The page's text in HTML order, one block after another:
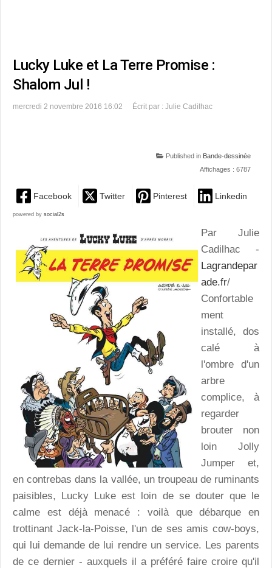
Lucky Luke et La Terre Promise :
Shalom Jul !
mercredi 2 novembre 2016 16:02 Écrit par : Julie Cadilhac
Published in Bande-dessinée
Affichages : 6787
Facebook Twitter Pinterest Linkedin
powered by social2s
Par Julie
Cadilhac -
Lagrandepar
ade.fr/
Confortable
ment
installé, dos
calé à
l'ombre d'un
arbre
complice, à
regarder
brouter non
loin Jolly
Jumper et,
en contrebas dans la vallée, un troupeau de ruminants
paisibles, Lucky Luke est loin de se douter que le
calme est déjà menacé : voilà que débarque en
trottinant Jack-la-Poisse, l'un de ses amis cow-boys,
qui lui demande de lui rendre un service. Les parents
de ce dernier - auxquels il a préféré faire croire qu'il